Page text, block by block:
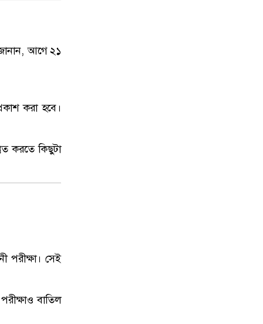
আগে ২১
করা হবে।
করতে কিছুটা
পরীক্ষা। সেই
বাতিল